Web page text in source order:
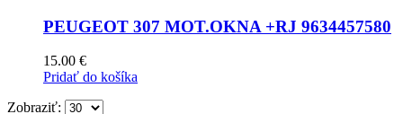
PEUGEOT 307 MOT.OKNA +RJ 9634457580
15.00 €
Pridať do košíka
Zobraziť: